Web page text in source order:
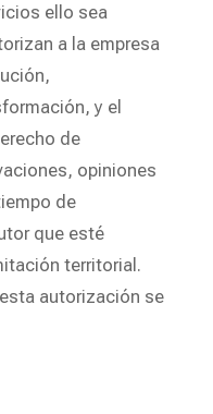
ello sea
a la empresa
y el
de
opiniones
de
que esté
territorial.
autorización se